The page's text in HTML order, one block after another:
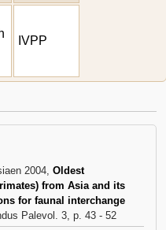
IVPP
2004, Oldest
from Asia and its
for faunal interchange
Palevol. 3, p. 43 - 52